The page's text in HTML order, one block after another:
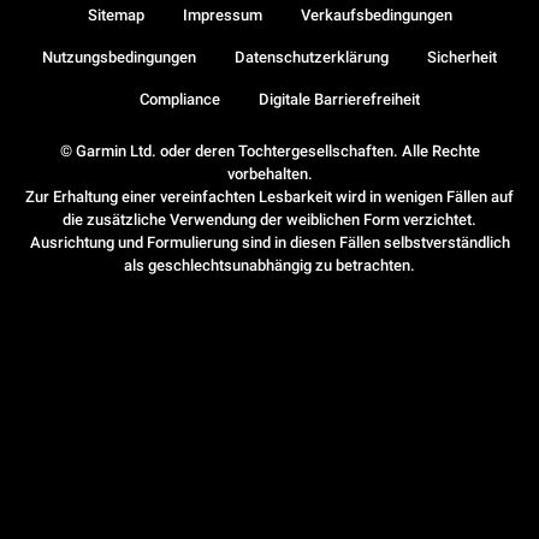
© Garmin Ltd. oder deren Tochtergesellschaften. Alle Rechte
vorbehalten.
Zur Erhaltung einer vereinfachten Lesbarkeit wird in wenigen Fällen auf
die zusätzliche Verwendung der weiblichen Form verzichtet.
Ausrichtung und Formulierung sind in diesen Fällen selbstverständlich
als geschlechtsunabhängig zu betrachten.
Sitemap Impressum Verkaufsbedingungen
Nutzungsbedingungen Datenschutzerklärung Sicherheit
Compliance Digitale Barrierefreiheit